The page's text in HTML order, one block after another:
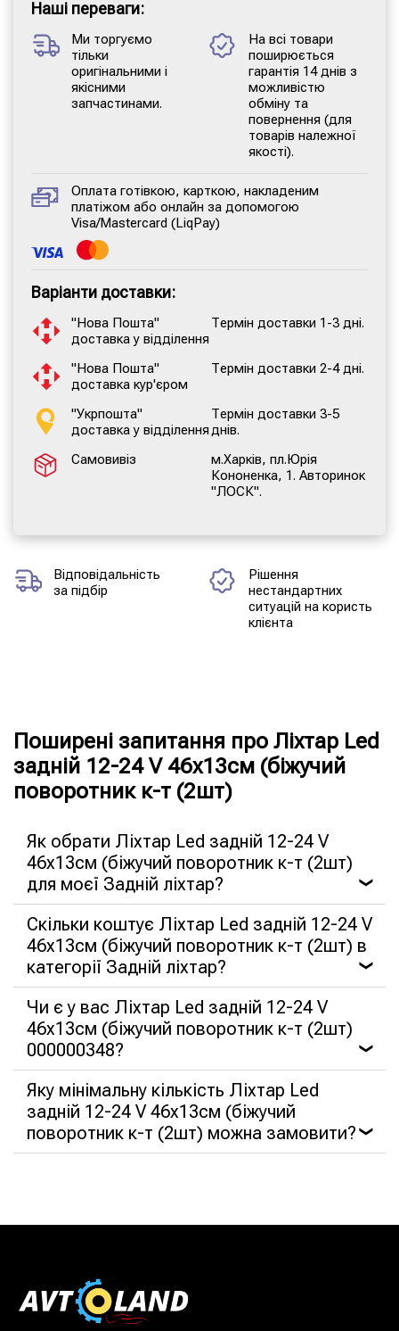
Наші переваги:
Ми торгуємо
тільки
оригінальними і
якісними
запчастинами.
На всі товари
поширюється
гарантія 14 днів з
можливістю
обміну та
повернення (для
товарів належної
якості).
Оплата готівкою, карткою, накладеним
платіжом або онлайн за допомогою
Visa/Mastercard (LiqPay)
Варіанти доставки:
"Нова Пошта"
доставка у відділення
Термін доставки 1-3 дні.
"Нова Пошта"
доставка кур'єром
Термін доставки 2-4 дні.
"Укрпошта"
доставка у відділення
Термін доставки 3-5
днів.
Самовивіз
м.Харків, пл.Юрія
Кононенка, 1. Авторинок
"ЛОСК".
Відповідальність
за підбір
Рішення
нестандартних
ситуацій на користь
клієнта
Поширені запитання про Ліхтар Led
задній 12-24 V 46х13см (біжучий
поворотник к-т (2шт)
Як обрати Ліхтар Led задній 12-24 V
46х13см (біжучий поворотник к-т (2шт)
для моєї Задній ліхтар?
❯
Скільки коштує Ліхтар Led задній 12-24 V
46х13см (біжучий поворотник к-т (2шт) в
категорії Задній ліхтар?
❯
Чи є у вас Ліхтар Led задній 12-24 V
46х13см (біжучий поворотник к-т (2шт)
000000348?
❯
Яку мінімальну кількість Ліхтар Led
задній 12-24 V 46х13см (біжучий
поворотник к-т (2шт) можна замовити? ❯